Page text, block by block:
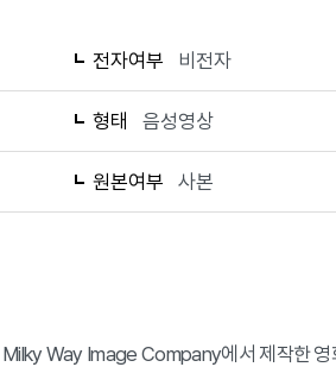
전자여부 비전자
형태 음성영상
원본여부 사본
Way Image Company에서 제작한 영